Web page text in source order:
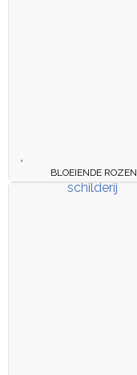
BLOEIENDE ROZEN